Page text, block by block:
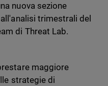
nuova sezione
trimestrali del
di Threat Lab.
maggiore
strategie di